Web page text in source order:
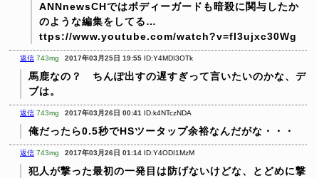
ANNnewsCHではボディーガードも暗殺に関与したか
のような編集をしてる…
ttps://www.youtube.com/watch?v=fI3ujxc30Wg
返信 743mg 2017年03月25日 19:55 ID:Y4MDI3OTk
馬鹿なの？ ちんぽ出すの遅すぎって言いたいのかな、デ
ブは。
返信 743mg 2017年03月26日 00:41 ID:k4NTczNDA
俺だったら0.5秒でHSツータップ余裕なんだがな・・・
返信 743mg 2017年03月26日 01:14 ID:Y4ODI1MzM
犯人が撃った最初の一発目は防げないけどな、とどめに撃